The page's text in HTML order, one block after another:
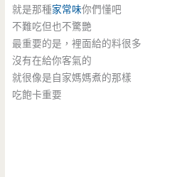
就是那種家常味你們懂吧
不難吃但也不驚艷
最重要的是，裡面給的料很多
沒有在給你客氣的
就很像是自家媽媽煮的那樣
吃飽卡重要